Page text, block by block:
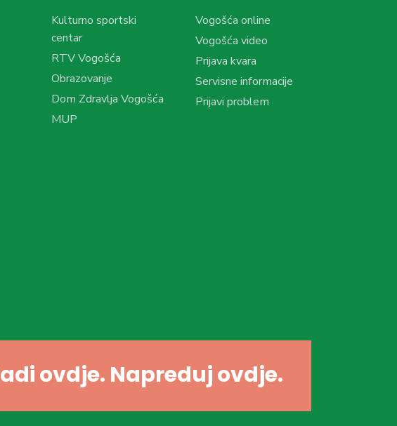
Kulturno sportski
centar
RTV Vogošća
Obrazovanje
Dom Zdravlja Vogošća
MUP
Vogošća online
Vogošća video
Prijava kvara
Servisne informacije
Prijavi problem
ovdje. Napreduj ovdje.